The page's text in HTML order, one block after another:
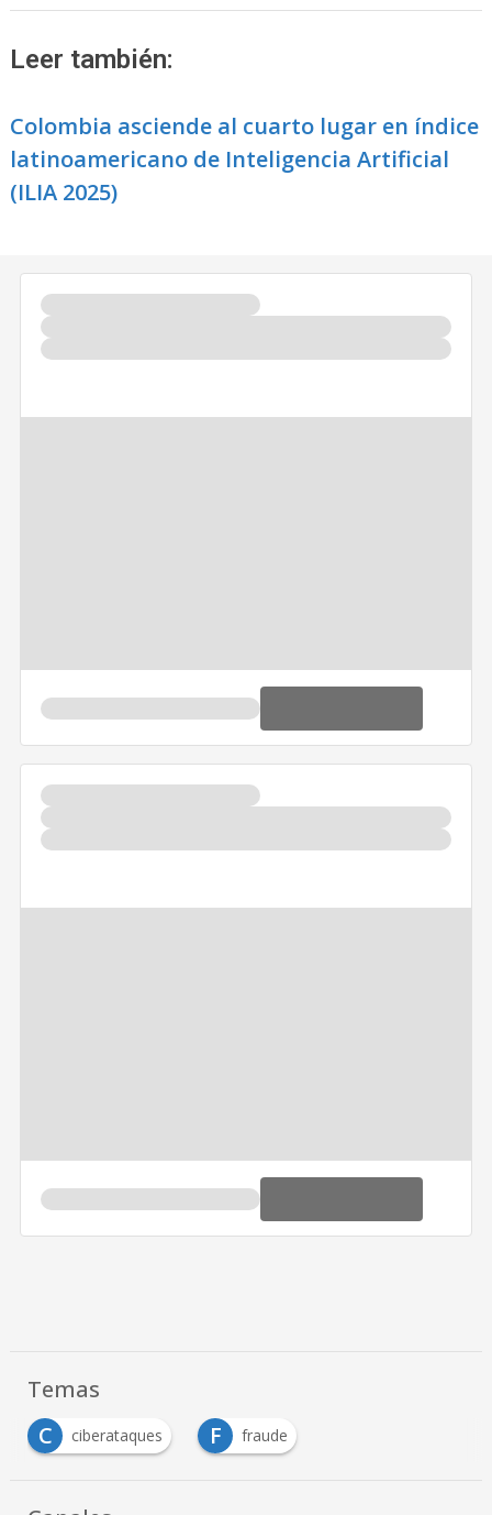
Leer también:
Colombia asciende al cuarto lugar en índice
latinoamericano de Inteligencia Artificial
(ILIA 2025)
Temas
C
ciberataques F fraude